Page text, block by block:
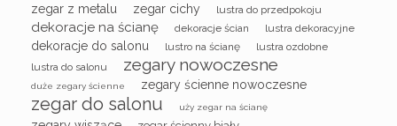
zegar z metalu
zegar cichy lustra do przedpokoju
dekoracje na ścianę dekoracje ścian lustra dekoracyjne
dekoracje do salonu lustro na ścianę
lustra ozdobne
lustra do salonu
zegary nowoczesne
duże zegary ścienne zegary ścienne nowoczesne
zegar do salonu uży zegar na ścianę